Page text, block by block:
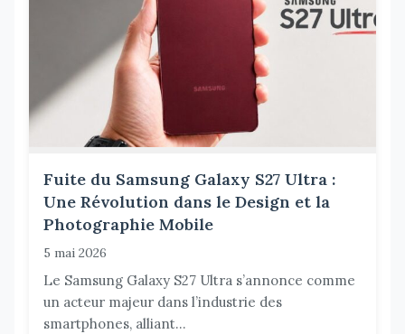
Fuite du Samsung Galaxy S27 Ultra :
Une Révolution dans le Design et la
Photographie Mobile
5 mai 2026
Le Samsung Galaxy S27 Ultra s’annonce comme
un acteur majeur dans l’industrie des
smartphones, alliant...